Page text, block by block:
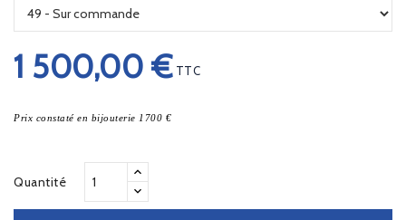
1 500,00 € TTC
Prix constaté en bijouterie 1700 €
Quantité